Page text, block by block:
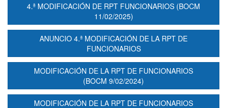
4.ª MODIFICACIÓN DE RPT FUNCIONARIOS (BOCM
11/02/2025)
ANUNCIO 4.ª MODIFICACIÓN DE LA RPT DE
FUNCIONARIOS
MODIFICACIÓN DE LA RPT DE FUNCIONARIOS
(BOCM 9/02/2024)
MODIFICACIÓN DE LA RPT DE FUNCIONARIOS